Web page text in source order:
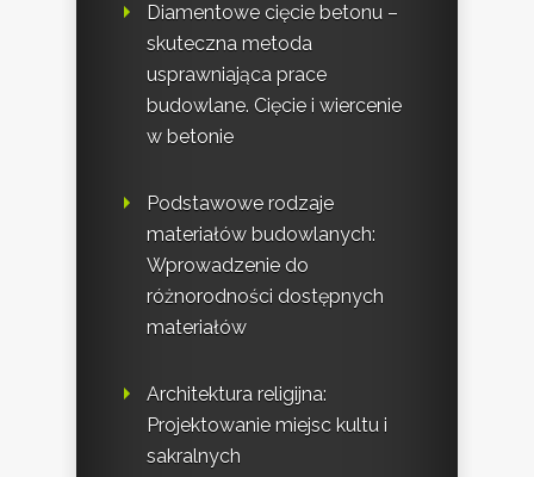
Diamentowe cięcie betonu –
skuteczna metoda
usprawniająca prace
budowlane. Cięcie i wiercenie
w betonie
Podstawowe rodzaje
materiałów budowlanych:
Wprowadzenie do
różnorodności dostępnych
materiałów
Architektura religijna:
Projektowanie miejsc kultu i
sakralnych